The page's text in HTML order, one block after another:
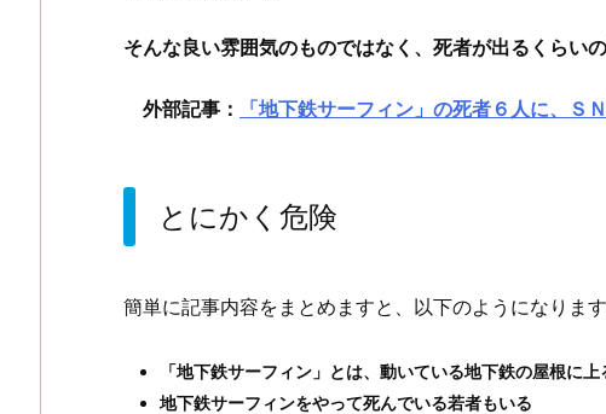
そんな良い雰囲気のものではなく、死者が出るくらい
外部記事： 「地下鉄サーフィン」の死者６人に、
とにかく危険
簡単に記事内容をまとめますと、以下のようになります
「地下鉄サーフィン」とは、動いている地下鉄の屋根に
地下鉄サーフィンをやって死んでいる若者もいる